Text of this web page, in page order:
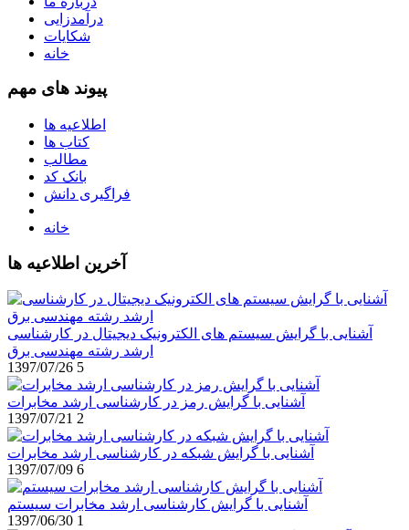
درآمدزایی
شکایات
خانه
پیوند های مهم
اطلاعیه ها
کتاب ها
مطالب
بانک کد
فراگیری دانش
خانه
آخرین اطلاعیه ها
آشنایی با گرایش سیستم های الکترونیک دیجیتال در کارشناسی
ارشد رشته مهندسی برق
1397/07/26 5
آشنایی با گرایش رمز در کارشناسی ارشد مخابرات
1397/07/21 2
آشنایی با گرایش شبکه در کارشناسی ارشد مخابرات
1397/07/09 6
آشنایی با گرایش کارشناسی ارشد مخابرات سیستم
1397/06/30 1